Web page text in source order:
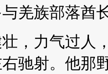
羌族部落酋
，力气过人
驰射。他那